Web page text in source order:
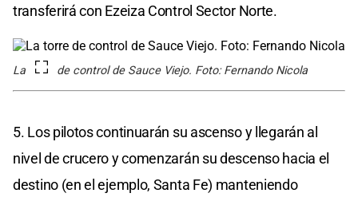
transferirá con Ezeiza Control Sector Norte.
La torre de control de Sauce Viejo. Foto: Fernando Nicola
5. Los pilotos continuarán su ascenso y llegarán al
nivel de crucero y comenzarán su descenso hacia el
destino (en el ejemplo, Santa Fe) manteniendo